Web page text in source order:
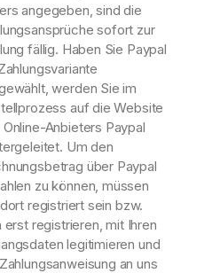
angegeben, sind die
sofort zur
fällig. Haben Sie Paypal
werden Sie im
auf die Website
Anbieters Paypal
Um den
über Paypal
zu können, müssen
registriert sein bzw.
erst registrieren, mit Ihren
legitimieren und
an uns